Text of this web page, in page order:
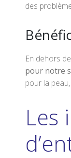
des
En dehors
pour notre
pour la
Les